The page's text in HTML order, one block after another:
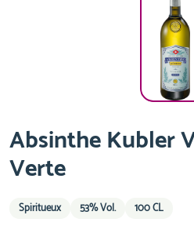
Absinthe Kubler
Verte
Spiritueux 53% Vol. 100 CL